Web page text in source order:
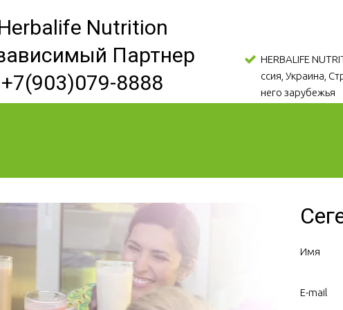
Nutrition
Партнер
+7(903)079-8888
HERBALIFE
ссия, Украина,
него зарубежья
Имя
E-mail